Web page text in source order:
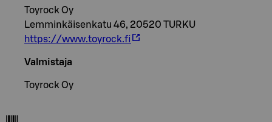
Toyrock Oy
Lemminkäisenkatu 46, 20520 TURKU
https://www.toyrock.fi
Valmistaja
Toyrock Oy